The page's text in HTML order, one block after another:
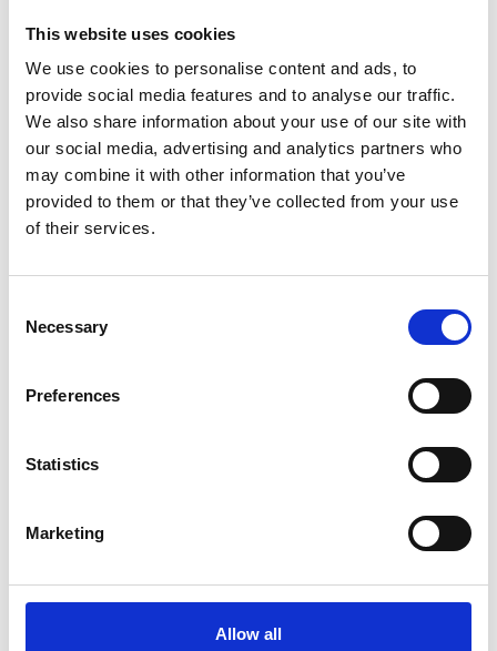
This website uses cookies
We use cookies to personalise content and ads, to
provide social media features and to analyse our traffic.
We also share information about your use of our site with
our social media, advertising and analytics partners who
may combine it with other information that you’ve
provided to them or that they’ve collected from your use
of their services.
Selection
Necessary
Preferences
Statistics
Marketing
Allow all
doenças.
Ao fim de um mês de tratamento a rinite alérgica estava
muito mais controlada, assim como o eczema atópico,
cuja manifestação na pele tinha diminuído bastante,
havendo menos prurido e secura.
No final do ciclo terapêutico, cerca de 2 meses desde o
início dos tratamentos, a rinite alérgica havia
desaparecido e o eczema atópico estava melhor cerca
tipo de doença, visto ter normalmente uma evolução
No momento do relato deste caso clínico, o nosso
Esperamos que este dê tão bons resultados como o
há tantos anos condicionam a sua qualidade de vida.